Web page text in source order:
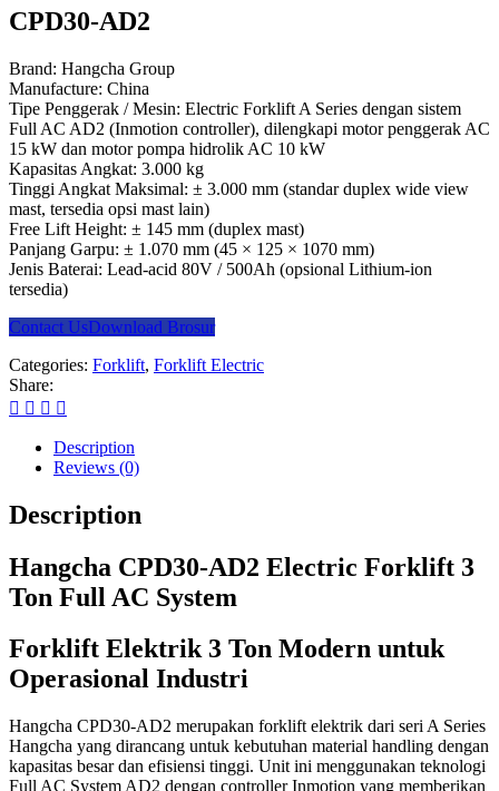
CPD30-AD2
Brand: Hangcha Group
Manufacture: China
Tipe Penggerak / Mesin: Electric Forklift A Series dengan sistem
Full AC AD2 (Inmotion controller), dilengkapi motor penggerak AC
15 kW dan motor pompa hidrolik AC 10 kW
Kapasitas Angkat: 3.000 kg
Tinggi Angkat Maksimal: ± 3.000 mm (standar duplex wide view
mast, tersedia opsi mast lain)
Free Lift Height: ± 145 mm (duplex mast)
Panjang Garpu: ± 1.070 mm (45 × 125 × 1070 mm)
Jenis Baterai: Lead-acid 80V / 500Ah (opsional Lithium-ion
tersedia)
Contact UsDownload Brosur
Categories: Forklift, Forklift Electric
Share:
Description
Reviews (0)
Description
Hangcha CPD30-AD2 Electric Forklift 3
Ton Full AC System
Forklift Elektrik 3 Ton Modern untuk
Operasional Industri
Hangcha CPD30-AD2 merupakan forklift elektrik dari seri A Series
Hangcha yang dirancang untuk kebutuhan material handling dengan
kapasitas besar dan efisiensi tinggi. Unit ini menggunakan teknologi
Full AC System AD2 dengan controller Inmotion yang memberikan